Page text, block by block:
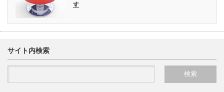
す
サイト内検索